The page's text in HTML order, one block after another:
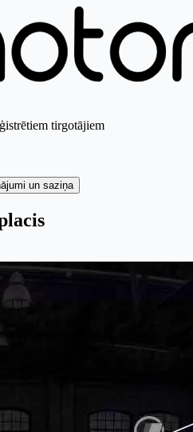
tirgotājiem
un saziņa